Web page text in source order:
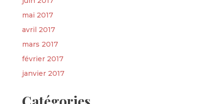
mai 2017
avril 2017
mars 2017
février 2017
janvier 2017